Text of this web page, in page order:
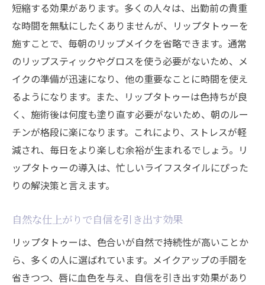
短縮する効果があります。多くの人々は、出勤前の貴重
な時間を無駄にしたくありませんが、リップタトゥーを
施すことで、毎朝のリップメイクを省略できます。通常
のリップスティックやグロスを使う必要がないため、メ
イクの準備が迅速になり、他の重要なことに時間を使え
るようになります。また、リップタトゥーは色持ちが良
く、施術後は何度も塗り直す必要がないため、朝のルー
チンが格段に楽になります。これにより、ストレスが軽
減され、毎日をより楽しむ余裕が生まれるでしょう。リ
ップタトゥーの導入は、忙しいライフスタイルにぴった
りの解決策と言えます。
自然な仕上がりで自信を引き出す効果
リップタトゥーは、色合いが自然で持続性が高いことか
ら、多くの人に選ばれています。メイクアップの手間を
省きつつ、唇に血色を与え、自信を引き出す効果があり